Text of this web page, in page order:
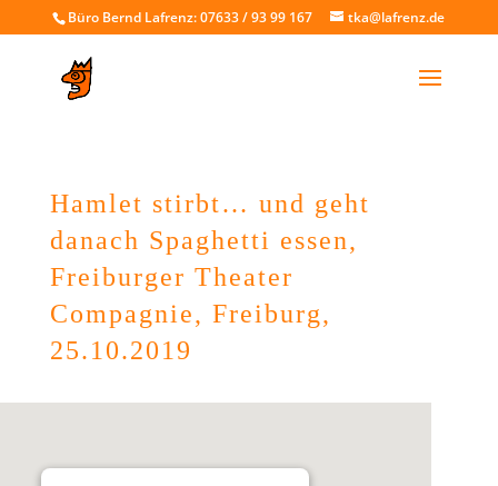
Büro Bernd Lafrenz: 07633 / 93 99 167 tka@lafrenz.de
Hamlet stirbt… und geht
danach Spaghetti essen,
Freiburger Theater
Compagnie, Freiburg,
25.10.2019